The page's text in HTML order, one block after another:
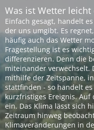
Was ist Wetter leicht
Einfach gesagt, handelt
der uns umgibt. Es
häufig auch das Wetter
Fragestellung ist es
differenzieren. Denn die
miteinander verwechselt.
mithilfe der Zeitspanne,
stattfinden - so handelt
kurzfristiges Ereignis.
ein. Das Klima lässt sich
Zeitraum hinweg
Klimaveränderungen in